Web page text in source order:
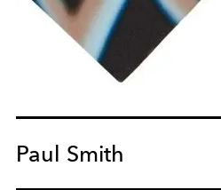
Paul Smith